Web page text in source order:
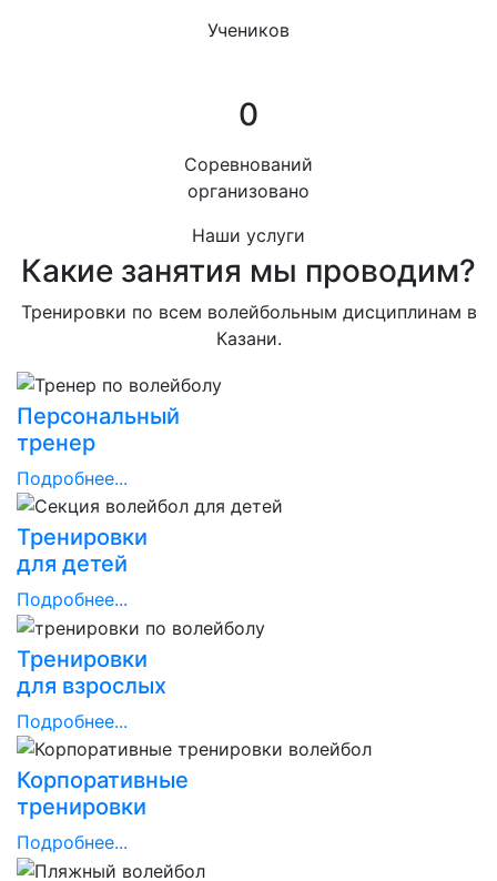
Учеников
0
Соревнований
организовано
Наши услуги
Какие занятия мы проводим?
Тренировки по всем волейбольным дисциплинам в
Казани.
Персональный
тренер
Подробнее...
Тренировки
для детей
Подробнее...
Тренировки
для взрослых
Подробнее...
Корпоративные
тренировки
Подробнее...